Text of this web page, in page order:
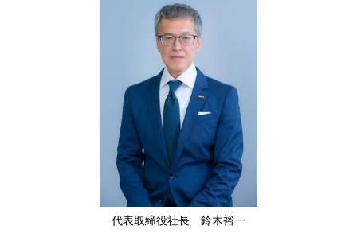
まさにうちでもできたらと思った。
ホームページをリニューアルしたばかりであったことが
気がかりで躊躇はあったが、
実際ホームページを新しくしても
集客できていないことに
少しずつ問題も感じ始めていた時期だった。
しかし微かに不安は残っていた。
それはこれまでいろいろな施策を試して
上手くいかなかった残像とも言える。
そして顔合わせも終わりに近づいた頃それは告げられた。
「私たちは成果をお約束します」と。
代表取締役社長 鈴木裕一